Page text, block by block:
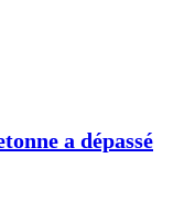
a dépassé